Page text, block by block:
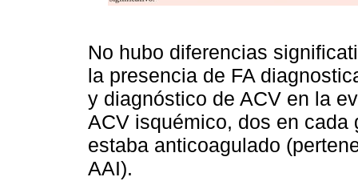
No hubo diferencias
la presencia de FA
y diagnóstico de ACV en la
ACV isquémico, dos en
estaba anticoagulado
AAI).